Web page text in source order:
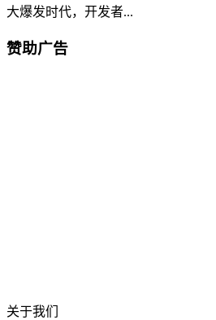
大爆发时代，开发者...
赞助广告
关于我们